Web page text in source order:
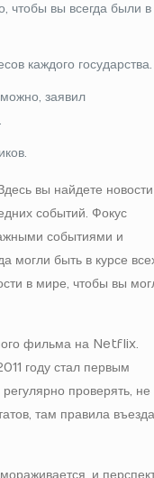
чтобы вы всегда были в
каждого государства.
заявил
вы найдете
событий. Фокус
событиями и
могли быть в курсе
в мире, чтобы вы
фильма на Netflix.
году стал первым
проверять, не
там правила
и